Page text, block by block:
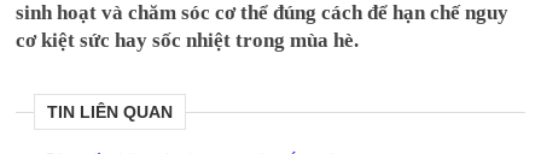
sinh hoạt và chăm sóc cơ thể đúng cách để hạn chế nguy
cơ kiệt sức hay sốc nhiệt trong mùa hè.
TIN LIÊN QUAN